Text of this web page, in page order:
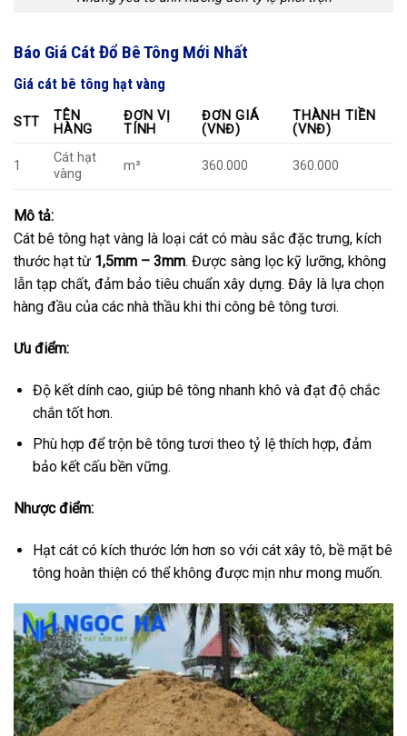
Báo Giá Cát Đổ Bê Tông Mới Nhất
Giá cát bê tông hạt vàng
STT
TÊN
HÀNG
ĐƠN VỊ
TÍNH
ĐƠN GIÁ
(VNĐ)
THÀNH TIỀN
(VNĐ)
1
Cát hạt
vàng
m³ 360.000 360.000
Mô tả:
Cát bê tông hạt vàng là loại cát có màu sắc đặc trưng, kích
thước hạt từ 1,5mm – 3mm. Được sàng lọc kỹ lưỡng, không
lẫn tạp chất, đảm bảo tiêu chuẩn xây dựng. Đây là lựa chọn
hàng đầu của các nhà thầu khi thi công bê tông tươi.
Ưu điểm:
Độ kết dính cao, giúp bê tông nhanh khô và đạt độ chắc
chắn tốt hơn.
Phù hợp để trộn bê tông tươi theo tỷ lệ thích hợp, đảm
bảo kết cấu bền vững.
Nhược điểm:
Hạt cát có kích thước lớn hơn so với cát xây tô, bề mặt bê
tông hoàn thiện có thể không được mịn như mong muốn.